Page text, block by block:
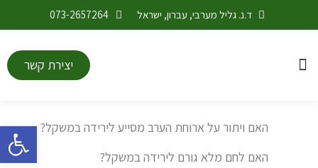
פתח
ד.נ. גליל מערבי, עברון, ישראל 073-2657264
יצירת קשר
האם ויתור על ארוחת הערב מסייע לירידה במשקל?
האם לחם מלא גורם לירידה במשקל?